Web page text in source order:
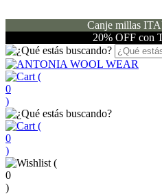
Canje millas
20% OFF con
(
0
)
(
0
)
(
0
)